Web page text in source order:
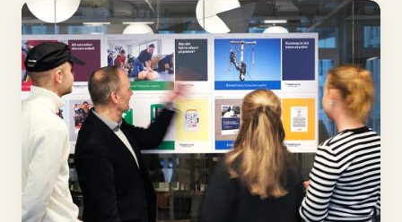
Presto
vahvistaa
organisaatiotaan
vastatakseen
kasvavaan
kysyntään
ylittääkseen
asiakkaiden
odotukset